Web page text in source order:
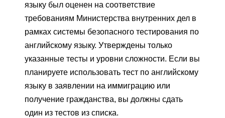
языку был оценен на соответствие
требованиям Министерства внутренних дел в
рамках системы безопасного тестирования по
английскому языку. Утверждены только
указанные тесты и уровни сложности. Если вы
планируете использовать тест по английскому
языку в заявлении на иммиграцию или
получение гражданства, вы должны сдать
один из тестов из списка.